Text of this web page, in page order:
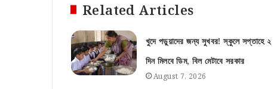
Related Articles
খুদে পড়ুয়াদের জন্য সুখবর! স্কুলে সপ্তাহে ২
দিন মিলবে ডিম, বিল মেটাবে সরকার
August 7, 2026